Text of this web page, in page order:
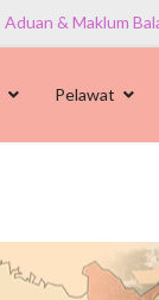
Aduan & Maklum
Pelawat